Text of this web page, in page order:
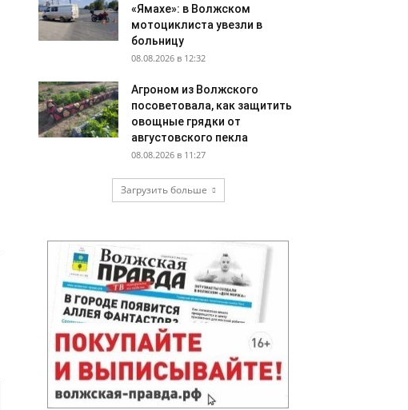
«Ямахе»: в Волжском
мотоциклиста увезли в
больницу
08.08.2026 в 12:32
Агроном из Волжского
посоветовала, как защитить
овощные грядки от
августовского пекла
08.08.2026 в 11:27
Загрузить больше